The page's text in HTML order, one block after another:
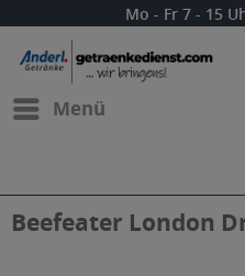
Mo - Fr 7 - 15
Menü
Beefeater London